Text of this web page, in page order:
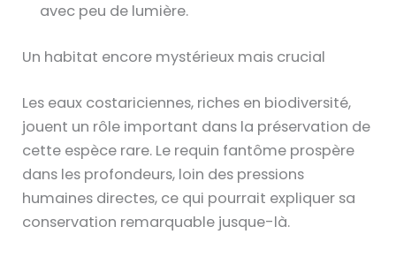
avec peu de lumière.
Un habitat encore mystérieux mais crucial
Les eaux costariciennes, riches en biodiversité,
jouent un rôle important dans la préservation de
cette espèce rare. Le requin fantôme prospère
dans les profondeurs, loin des pressions
humaines directes, ce qui pourrait expliquer sa
conservation remarquable jusque-là.